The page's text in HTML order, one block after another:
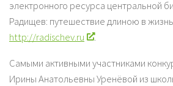
электронного ресурса центральной
Радищев: путешествие длиною в
http://radischev.ru
.
Самыми активными участниками
Ирины Анатольевны Уренёвой из